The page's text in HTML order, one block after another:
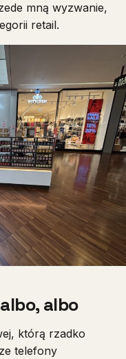
mną wyzwanie,
retail.
albo
którą rzadko
telefony